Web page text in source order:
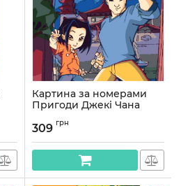
Картина за номерами
Пригоди Джекі Чана
Артикул:
309 грн